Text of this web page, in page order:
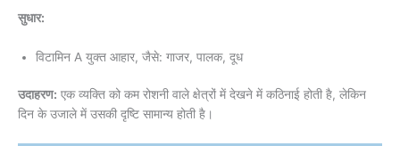
सुधार:
विटामिन A युक्त आहार, जैसे: गाजर, पालक, दूध
उदाहरण: एक व्यक्ति को कम रोशनी वाले क्षेत्रों में देखने में कठिनाई होती है, लेकिन
दिन के उजाले में उसकी दृष्टि सामान्य होती है।